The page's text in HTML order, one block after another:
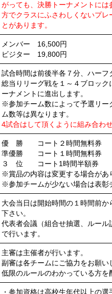
がっても、決勝トーナメントに
方でクラスにふさわしくないプ
とがあります。
メンバー 16,500円
ビジター 19,800円
試合時間は前後半各７分、ハーフ
総当りリーグ戦を１～４ブロッ
ーナメントに進出します。
※参加チーム数によって予選リー
ム数等は異なります。
4試合はして頂くように組み合わ
優 勝 コート２時間無料券
準優勝 コート１時間無料券
３ 位 コート1時間半額券
※賞品の内容は変更する場合があ
※参加チームが少ない場合は表彰
大会当日は開始時間の１時間前
下さい。
代表者会議（組合せ抽選、ルー
で行います。
主審は主催者が行います。
副審は各チームにご協力をお願
低限のルールのわかっている方を
・参加資格は高校生年代以上の